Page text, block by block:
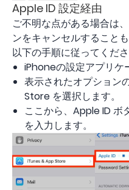
Apple ID 設定経由
ご不明な点がある場合は
ンをキャンセルすること
以下の手順に従ってくださ
iPhoneの設定アプリケ
表示されたオプション
Store を選択します。
ここから、Apple ID ボ
を入力します。